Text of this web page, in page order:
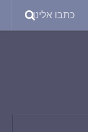
כתבו אלינו